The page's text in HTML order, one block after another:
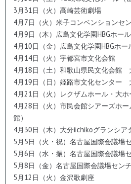
3月31日（火）高崎芸術劇場
4月7日（火）米子コンベンションセ
4月9日（木）広島文化学園HBGホール
4月10日（金）広島文化学園HBGホー
4月14日（火）宇都宮市文化会館
4月18日（土）和歌山県民文化会館
4月19日（日）姫路市文化センター
4月21日（火）レクザムホール・大ホ
4月28日（火）市民会館シアーズホ
館）
4月30日（木）大分iichikoグランシア
5月5日（火・祝）名古屋国際会議場
5月6日（水・振）名古屋国際会議場
5月8日（金）名古屋国際会議場セン
5月12日（火）金沢歌劇座